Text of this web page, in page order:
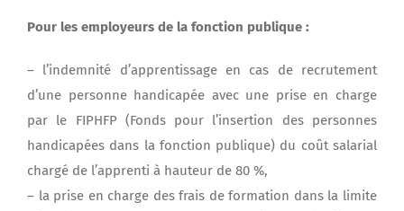
Pour les employeurs de la fonction publique :
– l’indemnité d’apprentissage en cas de recrutement
d’une personne handicapée avec une prise en charge
par le FIPHFP (Fonds pour l’insertion des personnes
handicapées dans la fonction publique) du coût salarial
chargé de l’apprenti à hauteur de 80 %,
– la prise en charge des frais de formation dans la limite